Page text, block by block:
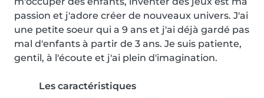
passion et j'adore créer de nouveaux univers. J'ai
une petite soeur qui a 9 ans et j'ai déjà gardé pas
mal d'enfants à partir de 3 ans. Je suis patiente,
gentil, à l'écoute et j'ai plein d'imagination.
Les caractéristiques